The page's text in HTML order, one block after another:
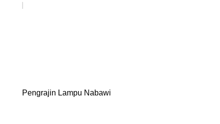
Pengrajin Lampu Nabawi